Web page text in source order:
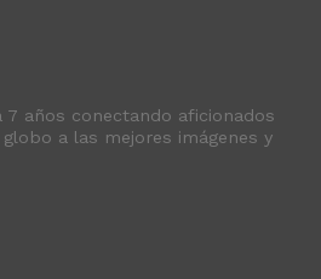
7 años conectando aficionados
a las mejores imágenes y